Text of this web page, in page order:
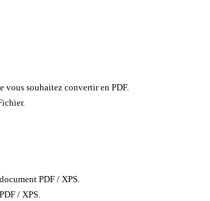
vous souhaitez convertir en PDF.
PDF / XPS.
/ XPS.